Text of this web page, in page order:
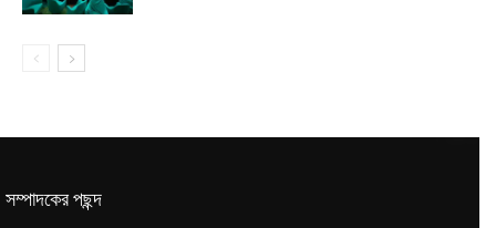
সম্পাদকের পছন্দ